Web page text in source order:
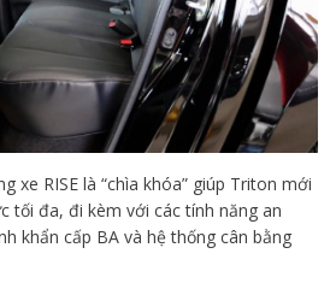
xe RISE là “chìa khóa” giúp Triton mới
tối đa, đi kèm với các tính năng an
khẩn cấp BA và hệ thống cân bằng